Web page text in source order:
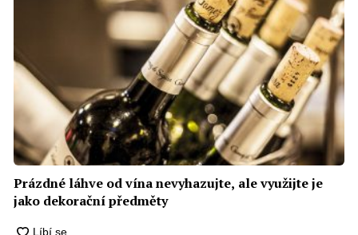
Prázdné láhve od vína nevyhazujte, ale využijte je
jako dekorační předměty